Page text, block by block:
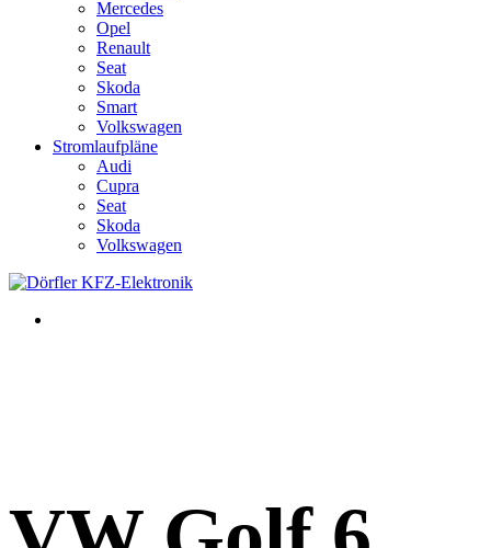
Mercedes
Opel
Renault
Seat
Skoda
Smart
Volkswagen
Stromlaufpläne
Audi
Cupra
Seat
Skoda
Volkswagen